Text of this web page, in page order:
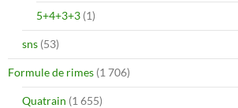
5+4+3+3 (1)
sns (53)
Formule de rimes (1 706)
Quatrain (1 655)